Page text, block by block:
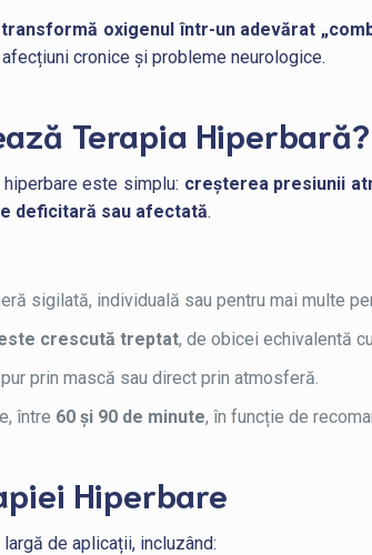
oxigenul într-un adevărat
cronice și probleme neurologice.
Terapia Hiperbară?
este simplu: creșterea presiunii
deficitară sau afectată.
sigilată, individuală sau pentru mai multe
crescută treptat, de obicei echivalentă
prin mască sau direct prin atmosferă.
între 60 și 90 de minute, în funcție de
Hiperbare
de aplicații, incluzând: